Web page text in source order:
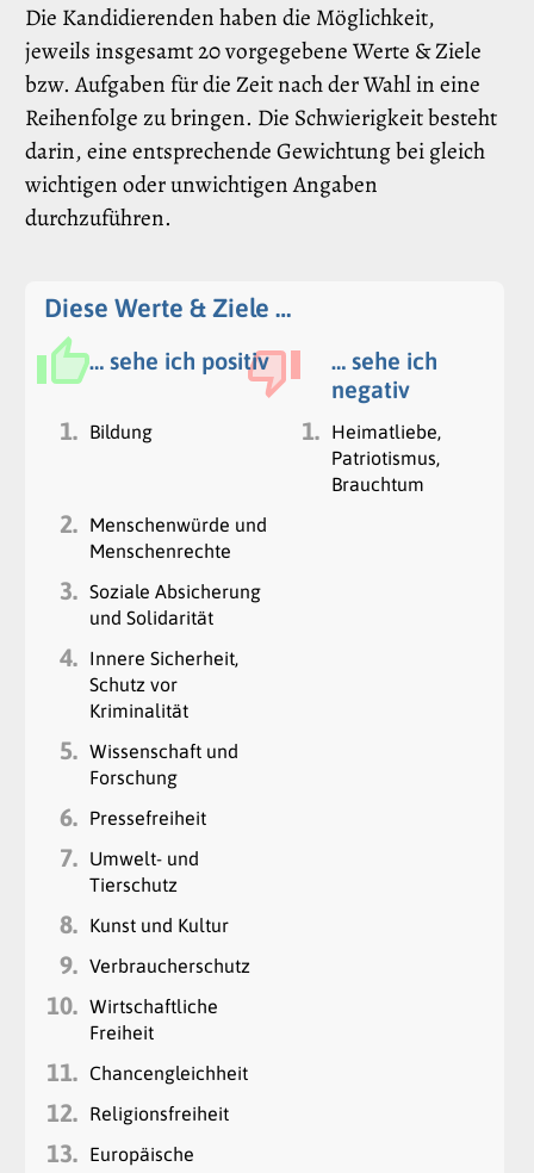
Die Kandidierenden haben die Möglichkeit,
jeweils insgesamt 20 vorgegebene Werte & Ziele
bzw. Aufgaben für die Zeit nach der Wahl in eine
Reihenfolge zu bringen. Die Schwierigkeit besteht
darin, eine entsprechende Gewichtung bei gleich
wichtigen oder unwichtigen Angaben
durchzuführen.
Diese Werte & Ziele …
… sehe ich positiv
… sehe ich
negativ
1.
Bildung 1.
Heimatliebe,
Patriotismus,
Brauchtum
2.
Menschenwürde und
Menschenrechte
3. Soziale Absicherung
und Solidarität
4.
Innere Sicherheit,
Schutz vor
Kriminalität
5. Wissenschaft und
Forschung
6. Pressefreiheit
7.
Umwelt- und
Tierschutz
8. Kunst und Kultur
9. Verbraucherschutz
10. Wirtschaftliche
Freiheit
11. Chancengleichheit
12. Religionsfreiheit
13.
Europäische